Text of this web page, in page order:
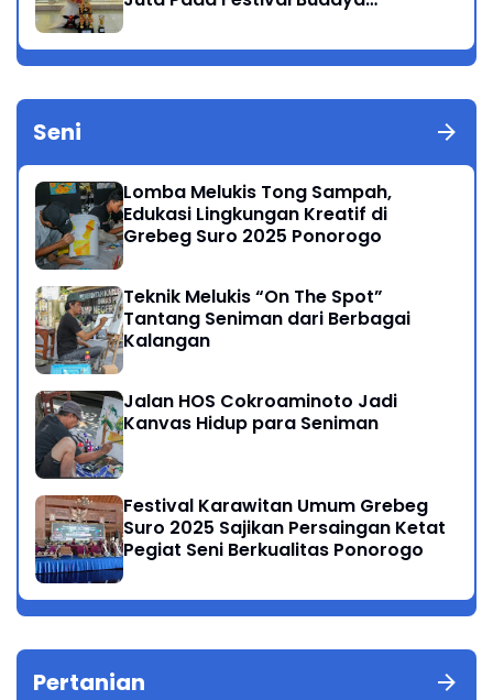
Seni
Lomba Melukis Tong Sampah,
Edukasi Lingkungan Kreatif di
Grebeg Suro 2025 Ponorogo
Teknik Melukis “On The Spot”
Tantang Seniman dari Berbagai
Kalangan
Jalan HOS Cokroaminoto Jadi
Kanvas Hidup para Seniman
Festival Karawitan Umum Grebeg
Suro 2025 Sajikan Persaingan Ketat
Pegiat Seni Berkualitas Ponorogo
Pertanian